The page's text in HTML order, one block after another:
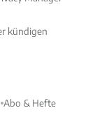
kündigen
Abo & Hefte